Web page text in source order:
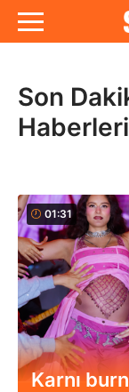
Son
Haberleri
01:31
Karnı